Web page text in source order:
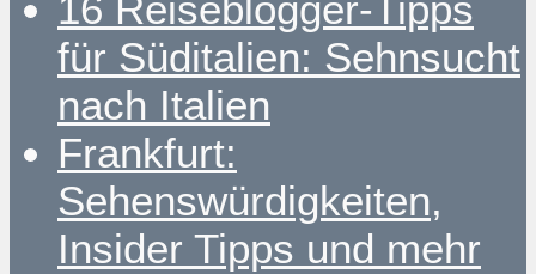
für Süditalien: Sehnsucht
nach Italien
Frankfurt:
Sehenswürdigkeiten,
Insider Tipps und mehr